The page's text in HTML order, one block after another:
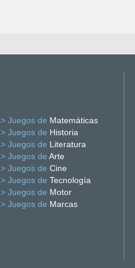
> Juegos de Matemáticas
> Juegos de Historia
> Juegos de Literatura
> Juegos de Arte
> Juegos de Cine
> Juegos de Tecnología
> Juegos de Motor
> Juegos de Marcas